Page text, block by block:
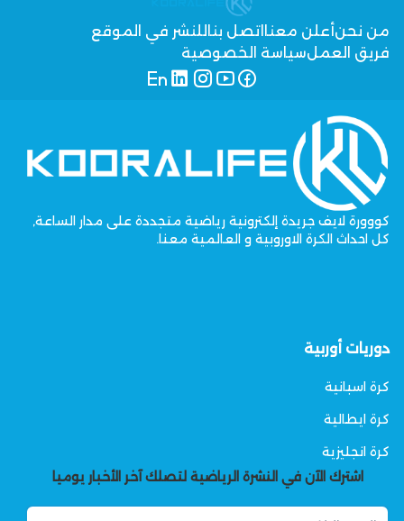
من نحنأعلن معنا اتصل بنا للنشر في الموقع
فريق العملسياسة الخصوصية
كووورة لايف جريدة إلكترونية رياضية متجددة على مدار الساعة,
كل احداث الكرة الاوروبية و العالمية معنا.
دوريات أوربية
كرة اسبانية
كرة ايطالية
كرة انجليزية
اشترك الآن في النشرة الرياضية لتصلك آخر الأخبار يوميا